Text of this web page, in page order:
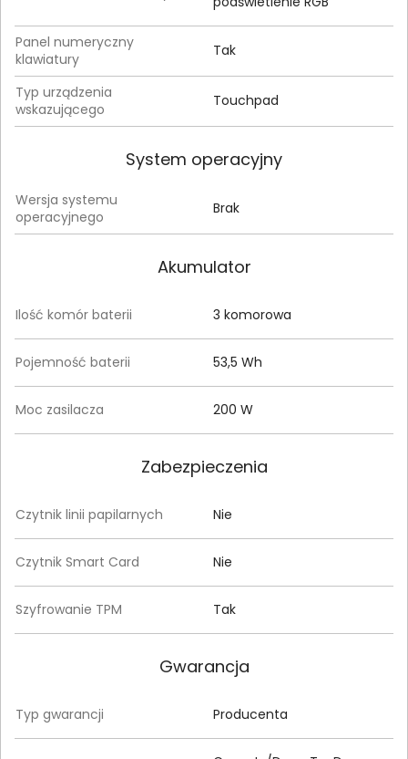
Panel numeryczny
klawiatury
Tak
Typ urządzenia
wskazującego
Touchpad
System operacyjny
Wersja systemu
operacyjnego
Brak
Akumulator
Ilość komór baterii 3 komorowa
Pojemność baterii 53,5 Wh
Moc zasilacza 200 W
Zabezpieczenia
Czytnik linii papilarnych Nie
Czytnik Smart Card Nie
Szyfrowanie TPM Tak
Gwarancja
Typ gwarancji Producenta